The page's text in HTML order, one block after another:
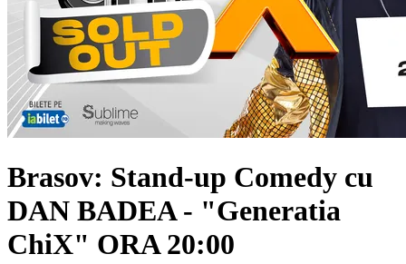
Brasov: Stand-up Comedy cu
DAN BADEA - "Generatia
ChiX" ORA 20:00